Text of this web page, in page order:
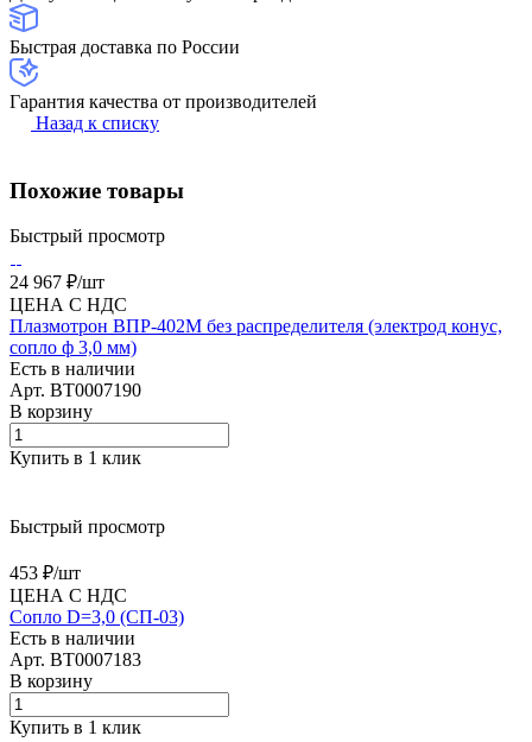
Быстрая доставка по России
Гарантия качества от производителей
Назад к списку
Похожие товары
Быстрый просмотр
24 967 ₽/шт
ЦЕНА С НДС
Плазмотрон ВПР-402М без распределителя (электрод конус,
сопло ф 3,0 мм)
Есть в наличии
Арт. BT0007190
В корзину
Купить в 1 клик
Быстрый просмотр
453 ₽/шт
ЦЕНА С НДС
Сопло D=3,0 (СП-03)
Есть в наличии
Арт. BT0007183
В корзину
Купить в 1 клик